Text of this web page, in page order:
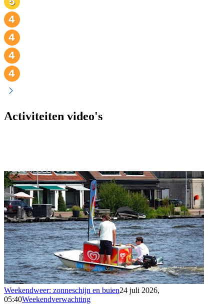
Activiteiten video's
Weekendweer: zonneschijn en buien24 juli 2026,
05:40Weekendverwachting